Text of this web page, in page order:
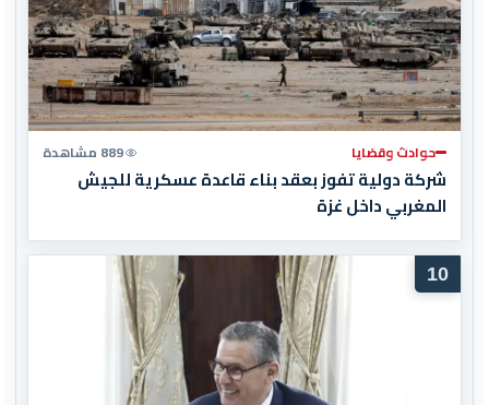
حوادث وقضايا 889 مشاهدة
شركة دولية تفوز بعقد بناء قاعدة عسكرية للجيش
المغربي داخل غزة
10